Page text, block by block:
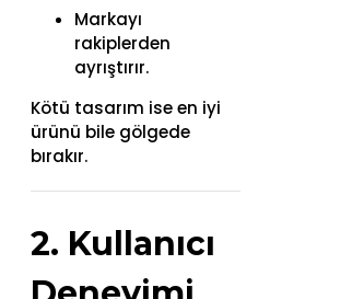
Markayı
rakiplerden
ayrıştırır.
Kötü tasarım ise en iyi
ürünü bile gölgede
bırakır.
2. Kullanıcı